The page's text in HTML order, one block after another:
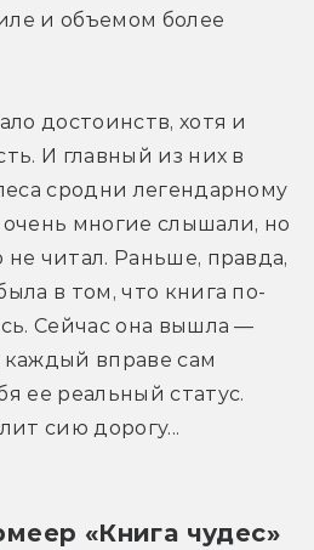
и объемом более
достоинств, хотя и
И главный из них в
сродни легендарному
многие слышали, но
читал. Раньше, правда,
в том, что книга по-
Сейчас она вышла —
каждый вправе сам
ее реальный статус.
сию дорогу...
«Книга чудес»